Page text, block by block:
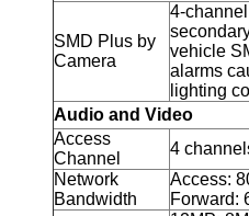
SMD Plus by
Camera
4-
vehicle
alarms
lighting
Audio and Video
Access
Channel
4
Network
Bandwidth
Access:
Forward: